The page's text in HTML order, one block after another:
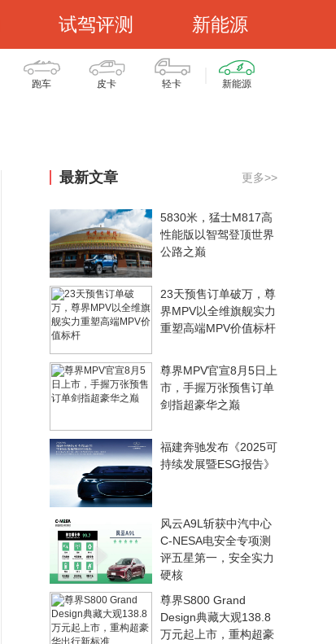
试驾评测 新能源
跑车 皮卡 轻卡 新能源
最新文章 更多>>
5830米，猛士M817高
性能版以智驾登顶世界
公路之巅
23天预售订单破万，尊
界MPV以全维旗舰实力
重塑高端MPV价值标杆
尊界MPV官宣8月5日上
市，手握万张预售订单
剑指超豪华之巅
福建奔驰发布《2025可
持续发展暨ESG报告》
风云A9L斩获中汽中心
C-NESA电安全专项测
评五星第一，安全实力
硬核
尊界S800 Grand
Design典藏大观138.8
万元起上市，重构超豪